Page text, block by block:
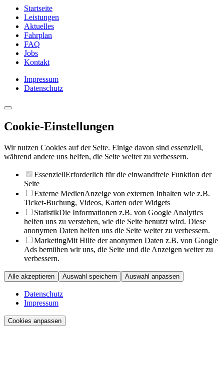
Startseite
Leistungen
Aktuelles
Fahrplan
FAQ
Jobs
Kontakt
Impressum
Datenschutz
Cookie-Einstellungen
Wir nutzen Cookies auf der Seite. Einige davon sind essenziell,
während andere uns helfen, die Seite weiter zu verbessern.
EssenziellErforderlich für die einwandfreie Funktion der
Seite
Externe MedienAnzeige von externen Inhalten wie z.B.
Ticket-Buchung, Videos, Karten oder Widgets
StatistikDie Informationen z.B. von Google Analytics
helfen uns zu verstehen, wie die Seite benutzt wird. Diese
anonymen Daten helfen uns die Seite weiter zu verbessern.
MarketingMit Hilfe der anonymen Daten z.B. von Google
Ads bemühen wir uns, die Seite und die Anzeigen weiter zu
verbessern.
Alle akzeptieren Auswahl speichern Auswahl anpassen
Datenschutz
Impressum
Cookies anpassen